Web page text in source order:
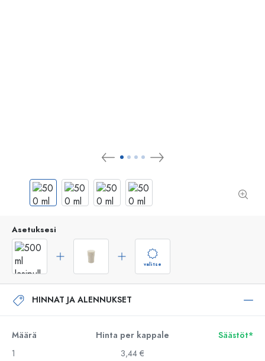
Asetuksesi
valitse
HINNAT JA ALENNUKSET
Määrä Hinta per kappale
Säästöt*
1
3,44 €